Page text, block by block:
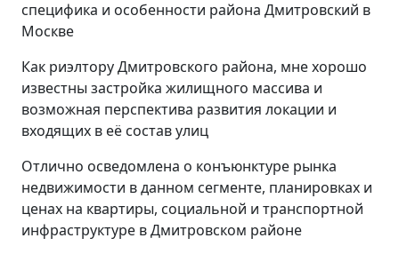
специфика и особенности района Дмитровский в
Москве
Как риэлтору Дмитровского района, мне хорошо
известны застройка жилищного массива и
возможная перспектива развития локации и
входящих в её состав улиц
Отлично осведомлена о конъюнктуре рынка
недвижимости в данном сегменте, планировках и
ценах на квартиры, социальной и транспортной
инфраструктуре в Дмитровском районе